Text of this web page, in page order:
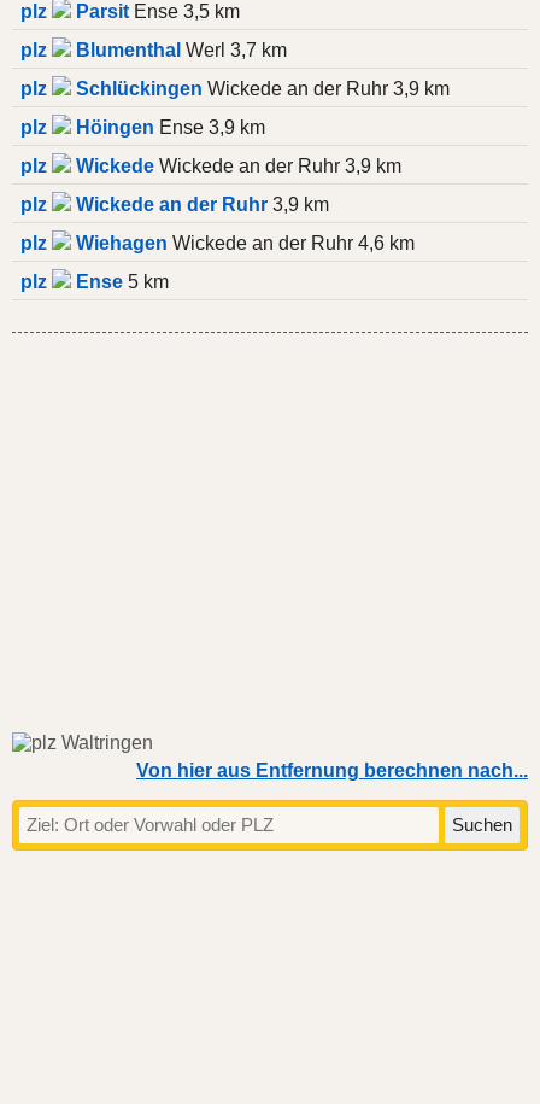
plz
Parsit Ense 3,5 km
plz
Blumenthal Werl 3,7 km
plz
Schlückingen Wickede an der Ruhr 3,9 km
plz
Höingen Ense 3,9 km
plz
Wickede Wickede an der Ruhr 3,9 km
plz
Wickede an der Ruhr 3,9 km
plz
Wiehagen Wickede an der Ruhr 4,6 km
plz
Ense 5 km
Von hier aus Entfernung berechnen nach...